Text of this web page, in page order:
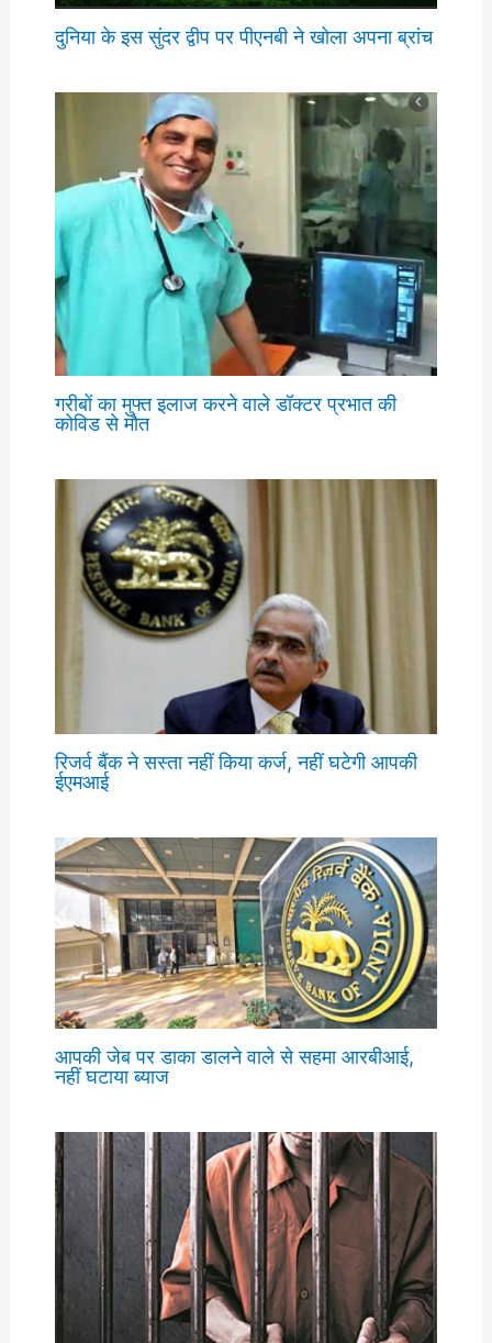
दुनिया के इस सुंदर द्वीप पर पीएनबी ने खोला अपना ब्रांच
गरीबों का मुफ्त इलाज करने वाले डॉक्टर प्रभात की
कोविड से मौत
रिजर्व बैंक ने सस्ता नहीं किया कर्ज, नहीं घटेगी आपकी
ईएमआई
आपकी जेब पर डाका डालने वाले से सहमा आरबीआई,
नहीं घटाया ब्याज